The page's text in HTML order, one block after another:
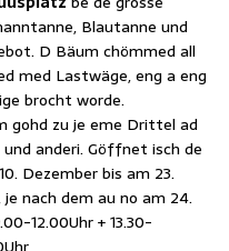
Blautanne und
D Bäum chömmed all
med Lastwäge, eng a eng
brocht worde.
gohd zu je eme Drittel ad
anderi. Göffnet isch de
Dezember bis am 23.
nach dem au no am 24.
12.00Uhr + 13.30-